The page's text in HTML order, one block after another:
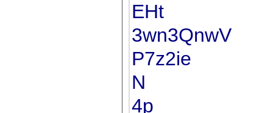
EHt
3wn3QnwV
P7z2ie
N
4p